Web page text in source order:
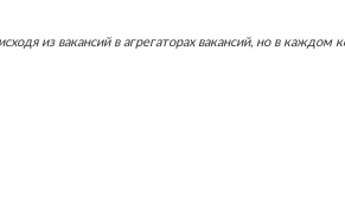
из вакансий в агрегаторах вакансий, но в